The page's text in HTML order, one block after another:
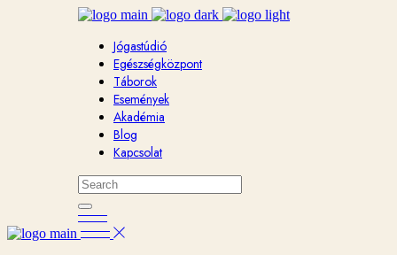
Jógastúdió
Egészségközpont
Táborok
Események
Akadémia
Blog
Kapcsolat